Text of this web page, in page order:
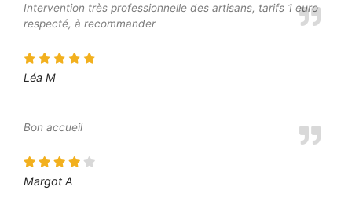
Intervention très professionnelle des artisans, tarifs 1 euro
respecté, à recommander
Léa M
Bon accueil
Margot A